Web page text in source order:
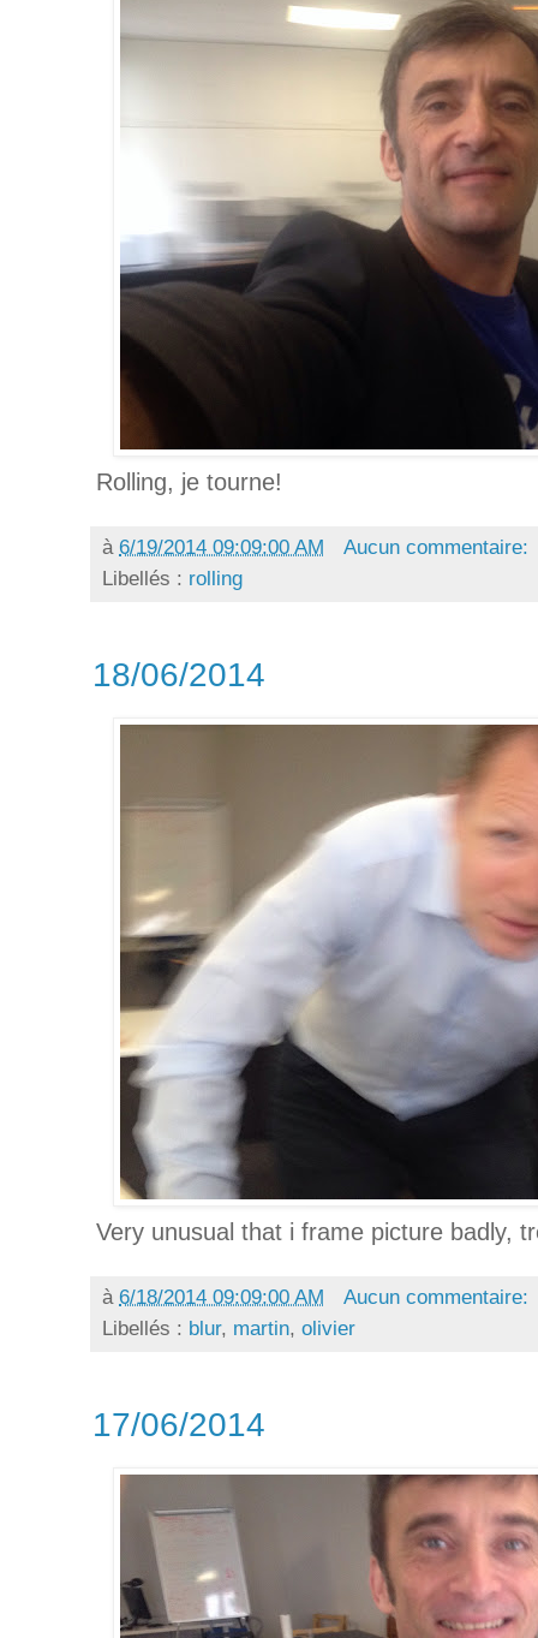
Rolling, je tourne!
à 6/19/2014 09:09:00 AM
Aucun commentaire:
Libellés : rolling
18/06/2014
Very unusual that i frame picture badly,
à 6/18/2014 09:09:00 AM
Aucun commentaire:
Libellés : blur, martin, olivier
17/06/2014